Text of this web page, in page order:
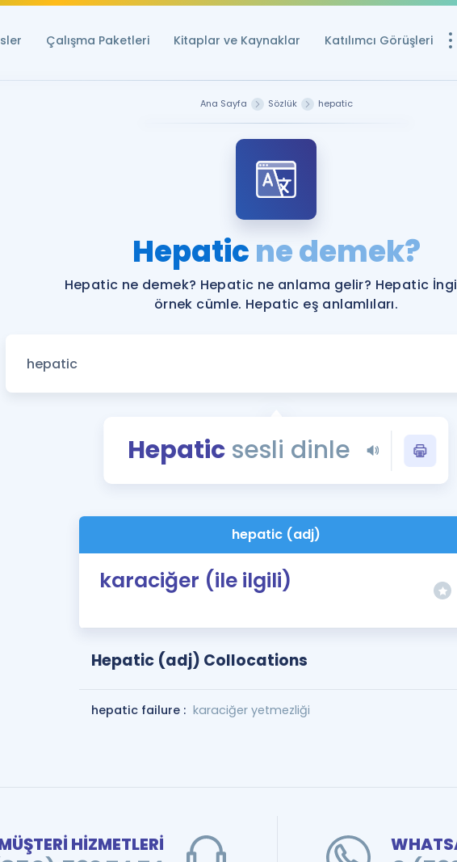
Çalışma Paketleri Kitaplar ve Kaynaklar Katılımcı Görüşleri
YDS ve YÖKDİL
Rehberlik Aracı
YDS ve YÖKDİL'e
Tüm ÖSYM
YDS - YÖKDİL
İngilizce Gramer
Ana Sayfa Sözlük hepatic
Hepaticne demek?
Hepatic ne demek? Hepatic ne anlama gelir? Hepatic
örnek cümle. Hepatic eş anlamlıları.
Hepatic sesli dinle
hepatic (adj)
karaciğer (ile ilgili)
Hepatic (adj) Collocations
hepatic failure : karaciğer yetmezliği
HİZMETLERİ